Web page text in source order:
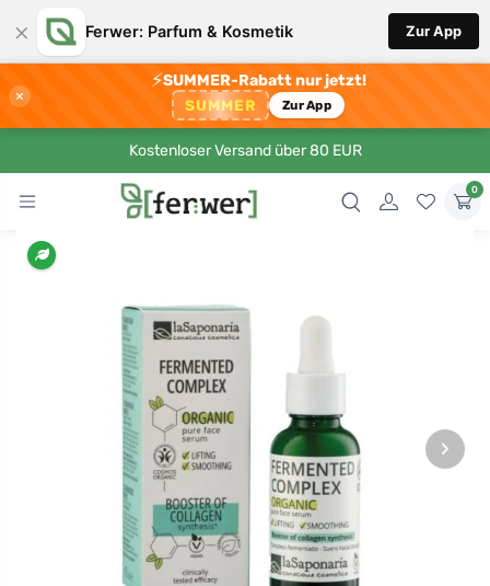
× Ferwer: Parfum & Kosmetik Zur App
×
⚡SUMMER-Rabatt nur jetzt!
SUMMER Zur App
Kostenloser Versand über 80 EUR
0
›